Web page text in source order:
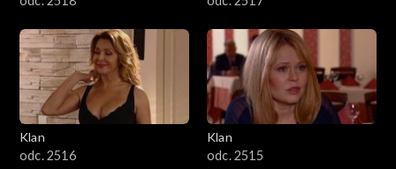
Klan
odc. 2516
Klan
odc. 2515